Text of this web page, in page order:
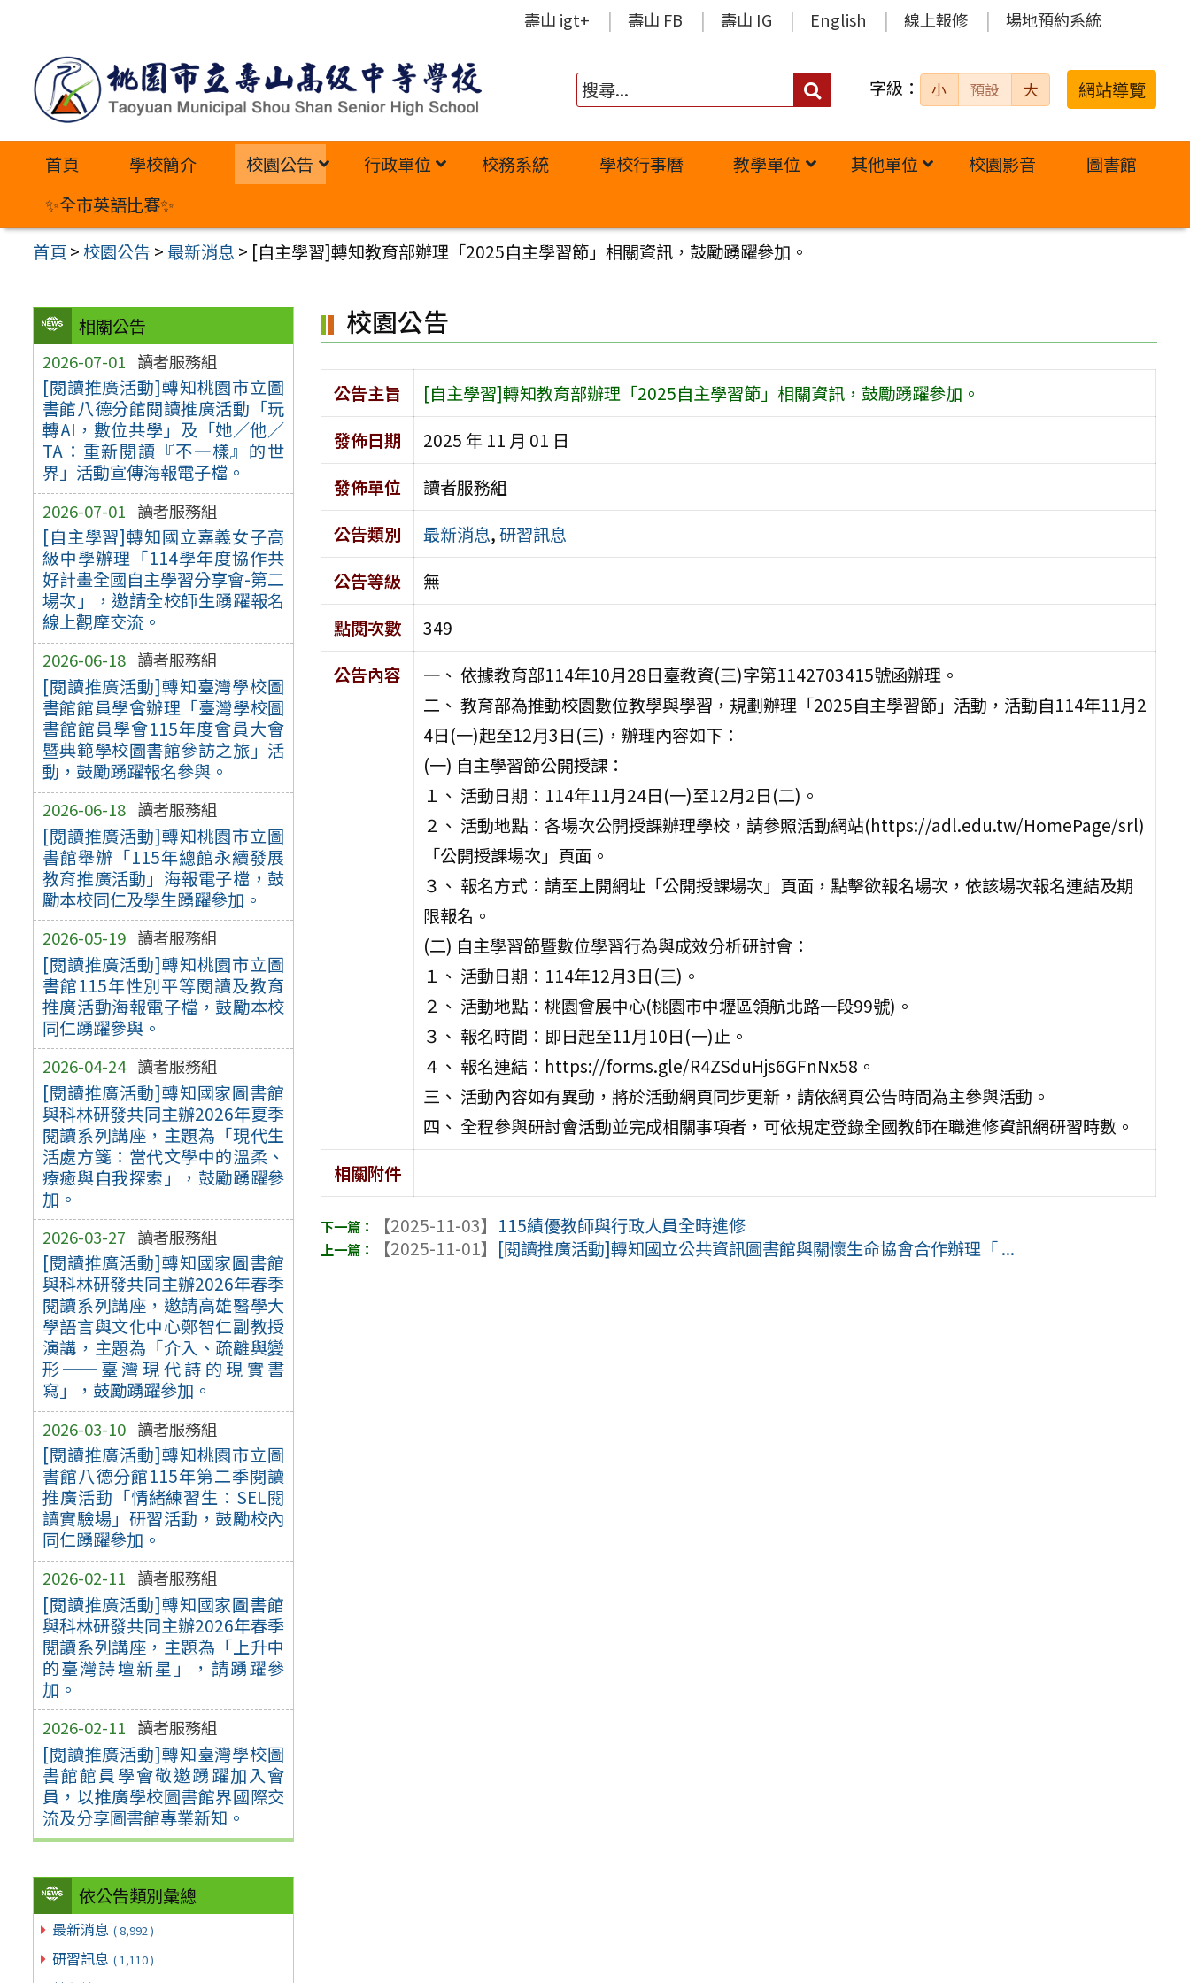
內
壽山 igt+ 壽山 FB 壽山 IG English 線上報修 場地預約系統
搜
字級： 小 預設 大 網站導覽
首頁 學校簡介 校園公告 行政單位 校務系統 學校行事曆 教學單位 其他單位 校園影音
圖書館
✨全市英語比賽✨
首頁 >校園公告 >最新消息 > [自主學習]轉知教育部辦理「2025自主學習節」相關資訊，鼓勵踴躍參加。
相關公告
2026-07-01 讀者服務組
[閱讀推廣活動]轉知桃園市立圖
書館八德分館閱讀推廣活動「玩
轉AI，數位共學」及「她／他／
TA：重新閱讀『不一樣』的世
界」活動宣傳海報電子檔。
2026-07-01 讀者服務組
[自主學習]轉知國立嘉義女子高
級中學辦理「114學年度協作共
好計畫全國自主學習分享會-第二
場次」，邀請全校師生踴躍報名
線上觀摩交流。
2026-06-18 讀者服務組
[閱讀推廣活動]轉知臺灣學校圖
書館館員學會辦理「臺灣學校圖
書館館員學會115年度會員大會
暨典範學校圖書館參訪之旅」活
動，鼓勵踴躍報名參與。
2026-06-18 讀者服務組
[閱讀推廣活動]轉知桃園市立圖
書館舉辦「115年總館永續發展
教育推廣活動」海報電子檔，鼓
勵本校同仁及學生踴躍參加。
2026-05-19 讀者服務組
[閱讀推廣活動]轉知桃園市立圖
書館115年性別平等閱讀及教育
推廣活動海報電子檔，鼓勵本校
同仁踴躍參與。
2026-04-24 讀者服務組
[閱讀推廣活動]轉知國家圖書館
與科林研發共同主辦2026年夏季
閱讀系列講座，主題為「現代生
活處方箋：當代文學中的溫柔、
療癒與自我探索」，鼓勵踴躍參
加。
2026-03-27 讀者服務組
[閱讀推廣活動]轉知國家圖書館
與科林研發共同主辦2026年春季
閱讀系列講座，邀請高雄醫學大
學語言與文化中心鄭智仁副教授
演講，主題為「介入、疏離與變
形──臺灣現代詩的現實書
寫」，鼓勵踴躍參加。
2026-03-10 讀者服務組
[閱讀推廣活動]轉知桃園市立圖
書館八德分館115年第二季閱讀
推廣活動「情緒練習生：SEL閱
讀實驗場」研習活動，鼓勵校內
同仁踴躍參加。
2026-02-11 讀者服務組
[閱讀推廣活動]轉知國家圖書館
與科林研發共同主辦2026年春季
閱讀系列講座，主題為「上升中
的臺灣詩壇新星」，請踴躍參
加。
2026-02-11 讀者服務組
[閱讀推廣活動]轉知臺灣學校圖
書館館員學會敬邀踴躍加入會
員，以推廣學校圖書館界國際交
流及分享圖書館專業新知。
依公告類別彙總
最新消息 ( 8,992 )
研習訊息 ( 1,110 )
校園公告
公告主旨
[自主學習]轉知教育部辦理「2025自主學習節」相關資訊，鼓勵踴躍參加。
發佈日期
2025 年 11 月 01 日
發佈單位
讀者服務組
公告類別
最新消息,研習訊息
公告等級
無
點閱次數
349
公告內容
一、 依據教育部114年10月28日臺教資(三)字第1142703415號函辦理。
二、 教育部為推動校園數位教學與學習，規劃辦理「2025自主學習節」活動，活動自114年11月2
4日(一)起至12月3日(三)，辦理內容如下：
(一) 自主學習節公開授課：
１、 活動日期：114年11月24日(一)至12月2日(二)。
２、 活動地點：各場次公開授課辦理學校，請參照活動網站(https://adl.edu.tw/HomePage/srl)
「公開授課場次」頁面。
３、 報名方式：請至上開網址「公開授課場次」頁面，點擊欲報名場次，依該場次報名連結及期
限報名。
(二) 自主學習節暨數位學習行為與成效分析研討會：
１、 活動日期：114年12月3日(三)。
２、 活動地點：桃園會展中心(桃園市中壢區領航北路一段99號)。
３、 報名時間：即日起至11月10日(一)止。
４、 報名連結：https://forms.gle/R4ZSduHjs6GFnNx58。
三、 活動內容如有異動，將於活動網頁同步更新，請依網頁公告時間為主參與活動。
四、 全程參與研討會活動並完成相關事項者，可依規定登錄全國教師在職進修資訊網研習時數。
相關附件
【2025-11-03】 115績優教師與行政人員全時進修
【2025-11-01】 [閱讀推廣活動]轉知國立公共資訊圖書館與關懷生命協會合作辦理「 ...